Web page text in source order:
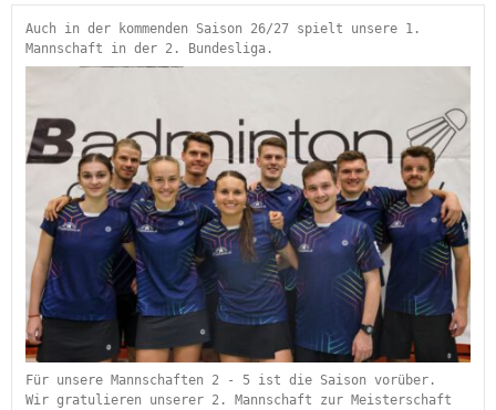
Auch in der kommenden Saison 26/27 spielt unsere 1.
Mannschaft in der 2. Bundesliga.
Für unsere Mannschaften 2 - 5 ist die Saison vorüber.
Wir gratulieren unserer 2. Mannschaft zur Meisterschaft